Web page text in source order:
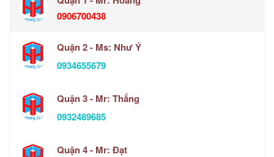
0906700438
Quận 2 - Ms: Như Ý
0934655679
Quận 3 - Mr: Thắng
0932489685
Quận 4 - Mr: Đạt